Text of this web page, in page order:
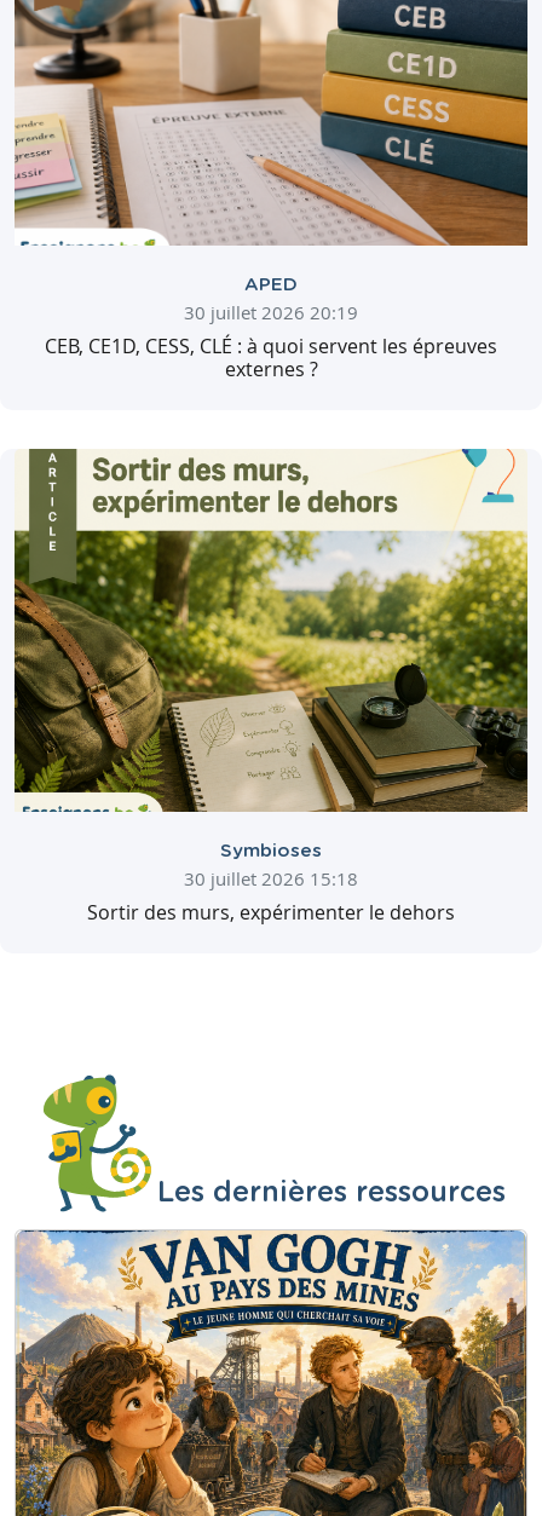
APED
30 juillet 2026 20:19
CEB, CE1D, CESS, CLÉ : à quoi servent les épreuves
externes ?
Symbioses
30 juillet 2026 15:18
Sortir des murs, expérimenter le dehors
Les dernières ressources